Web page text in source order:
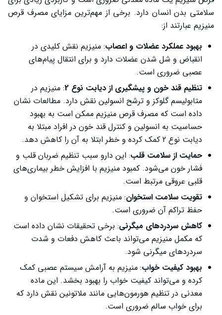
سلامتی بدن انسان دارد. برخی از مهم‌ترین مزایای مصرف قرص
منیزیم عبارتند از:
بهبود عملکرد عضلات و اعصاب: منیزیم نقش کلیدی در
انقباض و شل شدن عضلات دارد و برای انتقال پیام‌های
عصبی ضروری است.
تنظیم قند خون و پیشگیری از دیابت نوع 2
: منیزیم در
متابولیسم گلوکز و ترشح انسولین نقش دارد. مطالعات نشان
داده است که مصرف قرص منیزیم ممکن است به بهبود
حساسیت به انسولین و کنترل قند خون در افراد مبتلا به
دیابت نوع 2 کمک کرده و خطر ابتلا به آن را کاهش دهد.
حمایت از سلامت قلب: این دارو سبب تنظیم ضربان قلب و
فشار خون می‌شود. کمبود منیزیم با افزایش خطر بیماری‌های
قلبی عروقی مرتبط است.
تقویت سلامت استخوان: منیزیم برای تشکیل استخوان و
حفظ تراکم آن ضروری است.
کاهش سردردهای میگرنی: برخی تحقیقات نشان داده است
که مکمل منیزیم می‌تواند باعث کاهش دفعات و شدت
سردردهای میگرنی شود.
بهبود کیفیت خواب: منیزیم به آرامش سیستم عصبی کمک
کرده و می‌تواند کیفیت خواب را بهبود بخشد. این ماده
معدنی در تنظیم هورمون‌هایی مانند ملاتونین نقش دارد که
برای خواب سالم ضروری است.